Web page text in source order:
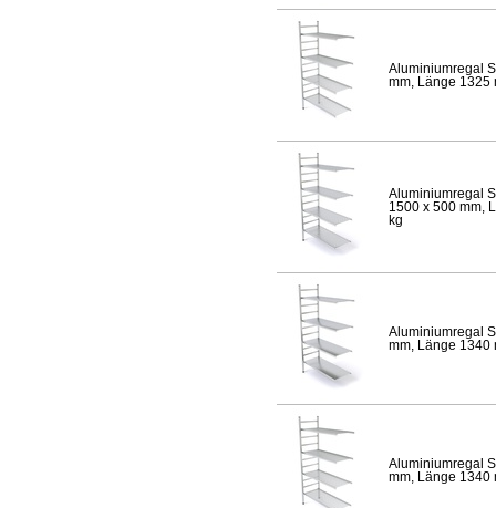
Aluminiumregal
mm, Länge 1325
Aluminiumregal
1500 x 500 mm,
kg
Aluminiumregal
mm, Länge 1340
Aluminiumregal
mm, Länge 1340